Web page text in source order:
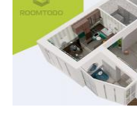
Email
Mot de passe
Merci
Nous vous enverrons
lien
Veuillez suivre le lien
Un lien de
envoyé à